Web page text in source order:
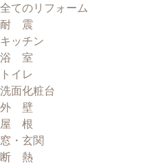
全てのリフォーム
耐 震
キッチン
浴 室
トイレ
洗面化粧台
外 壁
屋 根
窓・玄関
断 熱